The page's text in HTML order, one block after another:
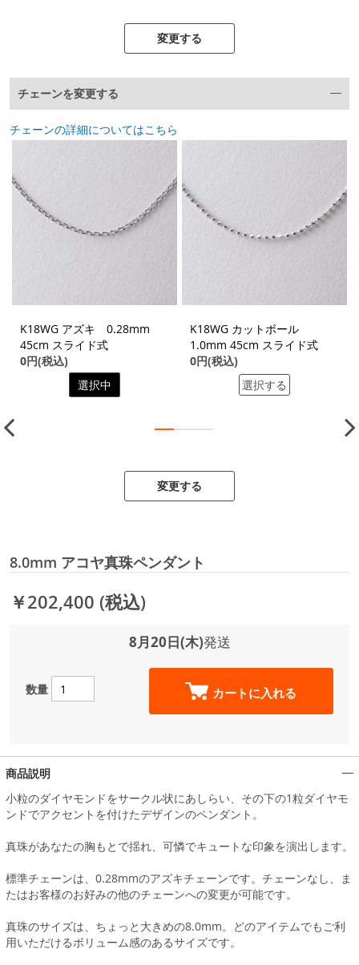
変更する
チェーンを変更する
チェーンの詳細についてはこちら
K18WG アズキ 0.28mm
45cm スライド式
0円(税込)
選択中
K18WG カットボール
1.0mm 45cm スライド式
0円(税込)
選択する
変更する
8.0mm アコヤ真珠ペンダント
￥202,400 (税込)
8月20日(木)発送
数量 カートに入れる
商品説明
小粒のダイヤモンドをサークル状にあしらい、その下の1粒ダイヤモ
ンドでアクセントを付けたデザインのペンダント。
真珠があなたの胸もとで揺れ、可憐でキュートな印象を演出します。
標準チェーンは、0.28mmのアズキチェーンです。チェーンなし、ま
たはお客様のお好みの他のチェーンへの変更が可能です。
真珠のサイズは、ちょっと大きめの8.0mm。どのアイテムでもご利
用いただけるボリューム感のあるサイズです。